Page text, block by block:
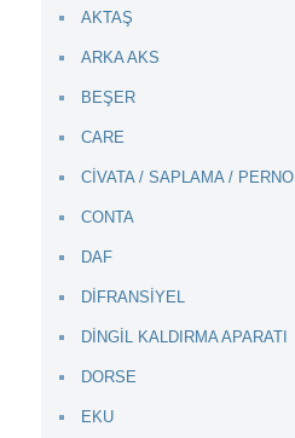
AKTAŞ
ARKA AKS
BEŞER
CARE
CİVATA / SAPLAMA / PERNO
CONTA
DAF
DİFRANSİYEL
DİNGİL KALDIRMA APARATI
DORSE
EKU